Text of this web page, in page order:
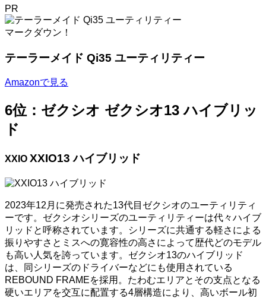
PR
マークダウン！
テーラーメイド Qi35 ユーティリティー
Amazonで見る
6位：ゼクシオ ゼクシオ13 ハイブリッ
ド
XXIO XXIO13 ハイブリッド
2023年12月に発売された13代目ゼクシオのユーティリティ
ーです。ゼクシオシリーズのユーティリティーは代々ハイブ
リッドと呼称されています。シリーズに共通する軽さによる
振りやすさとミスへの寛容性の高さによって歴代どのモデル
も高い人気を誇っています。ゼクシオ13のハイブリッド
は、同シリーズのドライバーなどにも使用されている
REBOUND FRAMEを採用。たわむエリアとその支点となる
硬いエリアを交互に配置する4層構造により、高いボール初